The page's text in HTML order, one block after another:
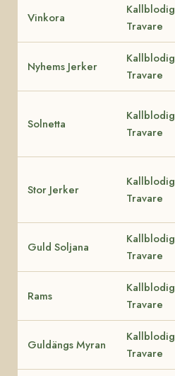
Vinkora
Kallblodig
Travare
Nyhems Jerker
Kallblodig
Travare
Solnetta
Kallblodig
Travare
Stor Jerker
Kallblodig
Travare
Guld Soljana
Kallblodig
Travare
Rams
Kallblodig
Travare
Guldängs Myran
Kallblodig
Travare